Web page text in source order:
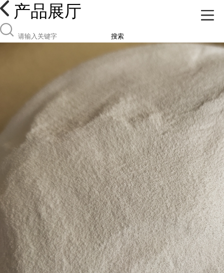
产品展厅
搜索